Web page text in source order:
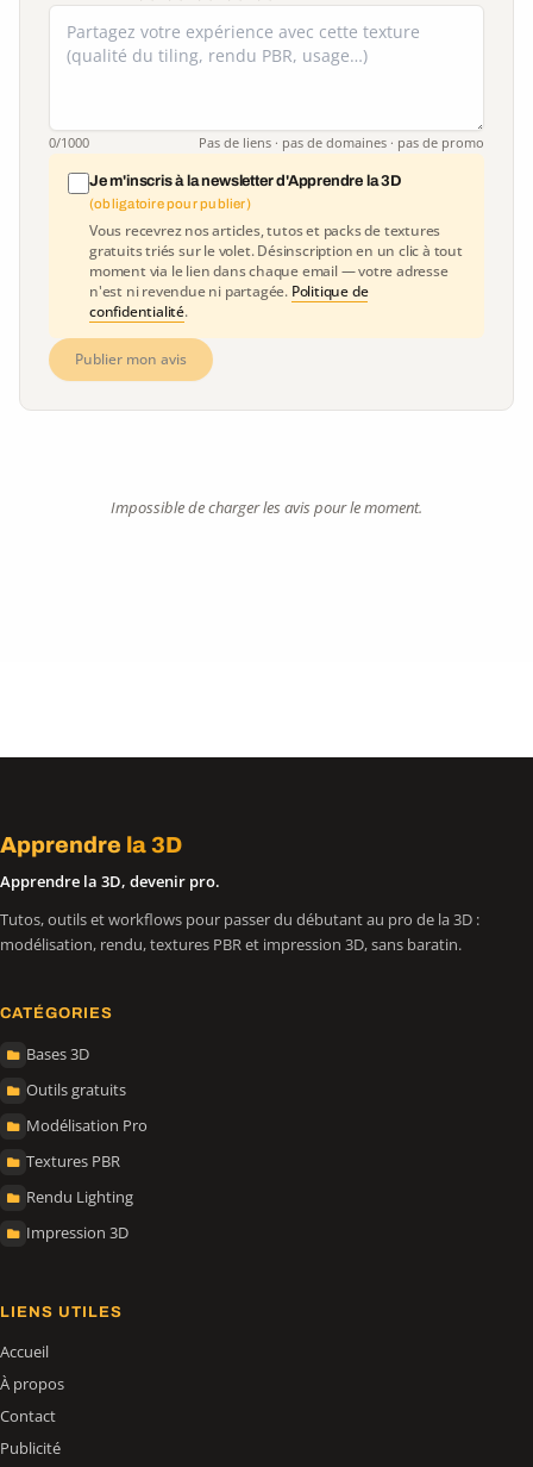
0/1000 Pas de liens · pas de domaines · pas de promo
Je m'inscris à la newsletter d'Apprendre la 3D
(obligatoire pour publier)
Vous recevrez nos articles, tutos et packs de textures
gratuits triés sur le volet. Désinscription en un clic à tout
moment via le lien dans chaque email — votre adresse
n'est ni revendue ni partagée. Politique de
confidentialité.
Publier mon avis
Impossible de charger les avis pour le moment.
Apprendre la 3D
Apprendre la 3D, devenir pro.
Tutos, outils et workflows pour passer du débutant au pro de la 3D :
modélisation, rendu, textures PBR et impression 3D, sans baratin.
CATÉGORIES
Bases 3D
Outils gratuits
Modélisation Pro
Textures PBR
Rendu Lighting
Impression 3D
LIENS UTILES
Accueil
À propos
Contact
Publicité